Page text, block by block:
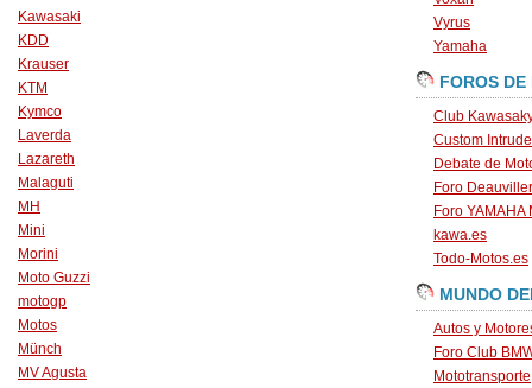
Kawasaki
KDD
Krauser
KTM
Kymco
Laverda
Lazareth
Malaguti
MH
Mini
Morini
Moto Guzzi
motogp
Motos
Münch
MV Agusta
Vyrus
Yamaha
FOROS DE
Club
Custom
Debate de
Foro
Foro YAMAHA
kawa.es
Todo-Motos.es
MUNDO
Autos y
Foro Club
Mototransporte